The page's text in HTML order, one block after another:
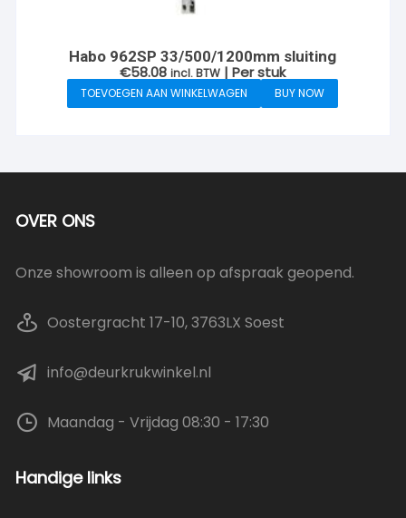
Habo 962SP 33/500/1200mm sluiting
€58.08 incl. BTW | Per stuk
TOEVOEGEN AAN WINKELWAGEN BUY NOW
OVER ONS
Onze showroom is alleen op afspraak geopend.
Oostergracht 17-10, 3763LX Soest
info@deurkrukwinkel.nl
Maandag - Vrijdag 08:30 - 17:30
Handige links